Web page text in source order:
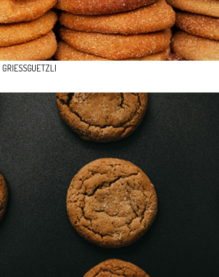
GRIESSGUETZLI